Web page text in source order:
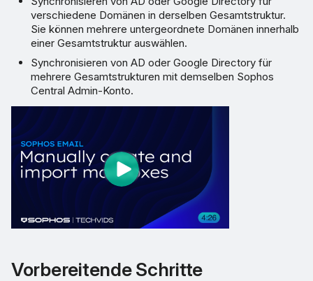
verschiedene Domänen in derselben Gesamtstruktur.
Sie können mehrere untergeordnete Domänen innerhalb
einer Gesamtstruktur auswählen.
Synchronisieren von AD oder Google Directory für
mehrere Gesamtstrukturen mit demselben Sophos
Central Admin-Konto.
Vorbereitende Schritte